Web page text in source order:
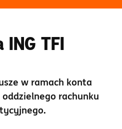
ING TFI
w ramach konta
rachunku